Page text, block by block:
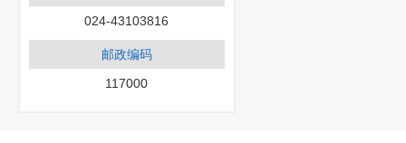
024-43103816
邮政编码
117000